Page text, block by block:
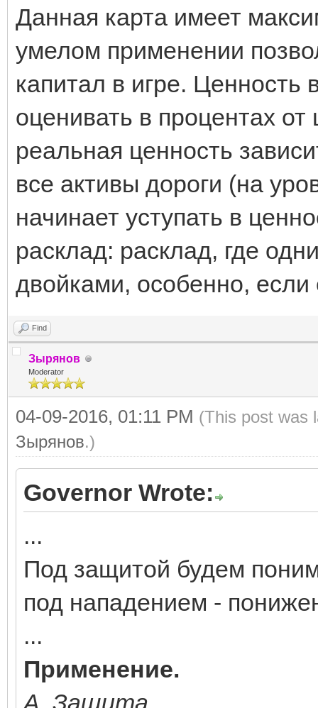
Данная карта имеет
умелом применении
капитал в игре. Ценность
оценивать в процентах
реальная ценность
все активы дороги (на
начинает уступать в
расклад: расклад, где
двойками, особенно, если
Find
Зырянов
Moderator
04-09-2016, 01:11 PM (This post was
Зырянов.)
Governor Wrote:
...
Под защитой будем
под нападением -
...
Применение.
А. Защита.